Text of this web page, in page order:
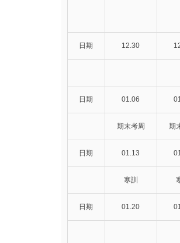
日期 12.30
日期 01.06
期末考周 期
日期 01.13
寒訓
日期 01.20